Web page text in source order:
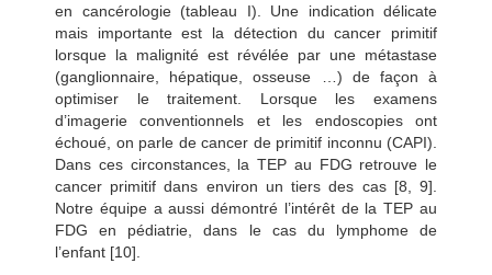
en cancérologie (tableau I). Une indication délicate
mais importante est la détection du cancer primitif
lorsque la malignité est révélée par une métastase
(ganglionnaire, hépatique, osseuse …) de façon à
optimiser le traitement. Lorsque les examens
d’imagerie conventionnels et les endoscopies ont
échoué, on parle de cancer de primitif inconnu (CAPI).
Dans ces circonstances, la TEP au FDG retrouve le
cancer primitif dans environ un tiers des cas [8, 9].
Notre équipe a aussi démontré l’intérêt de la TEP au
FDG en pédiatrie, dans le cas du lymphome de
l’enfant [10].